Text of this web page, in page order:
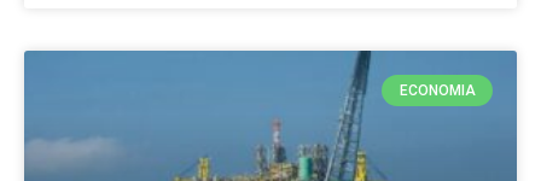
ECONOMIA